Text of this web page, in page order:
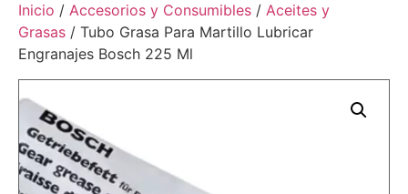
Inicio / Accesorios y Consumibles / Aceites y
Grasas / Tubo Grasa Para Martillo Lubricar
Engranajes Bosch 225 Ml